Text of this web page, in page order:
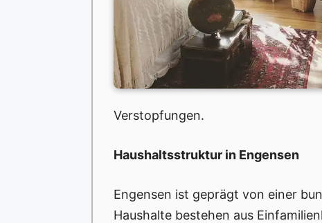
Verstopfungen.
Haushaltsstruktur in Engensen
Engensen ist geprägt von einer
Haushalte bestehen aus